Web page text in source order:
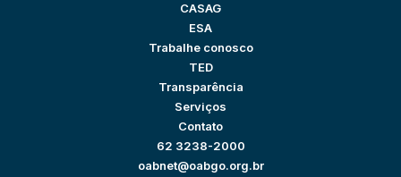
CASAG
ESA
Trabalhe conosco
TED
Transparência
Serviços
Contato
62 3238-2000
oabnet@oabgo.org.br